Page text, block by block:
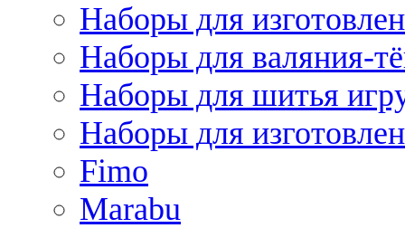
Наборы для
Наборы для валяния-
Наборы для шитья
Наборы для
Fimo
Marabu